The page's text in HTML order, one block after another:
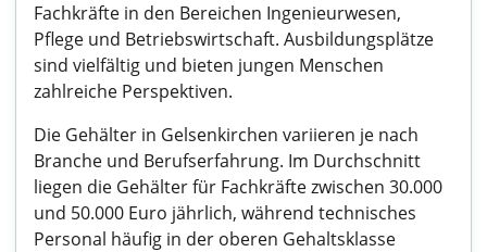
Fachkräfte in den Bereichen Ingenieurwesen,
Pflege und Betriebswirtschaft. Ausbildungsplätze
sind vielfältig und bieten jungen Menschen
zahlreiche Perspektiven.
Die Gehälter in Gelsenkirchen variieren je nach
Branche und Berufserfahrung. Im Durchschnitt
liegen die Gehälter für Fachkräfte zwischen 30.000
und 50.000 Euro jährlich, während technisches
Personal häufig in der oberen Gehaltsklasse